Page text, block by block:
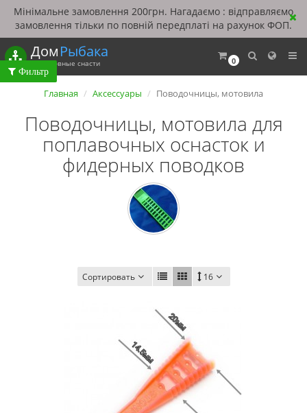
Мінімальне замовлення 200грн. Нагадаємо : відправляємо
замовлення тільки по повній передплаті на рахунок ФОП.
0
ДомРыбака
Рыболовные снасти
Главная Аксессуары Поводочницы, мотовила
Поводочницы, мотовила для
поплавочных оснасток и
фидерных поводков
Сортировать 16